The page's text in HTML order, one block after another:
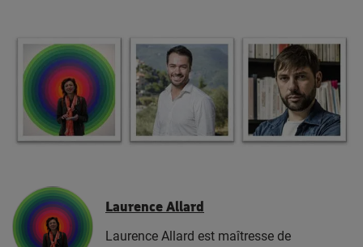
Laurence Allard
Laurence Allard est maîtresse de